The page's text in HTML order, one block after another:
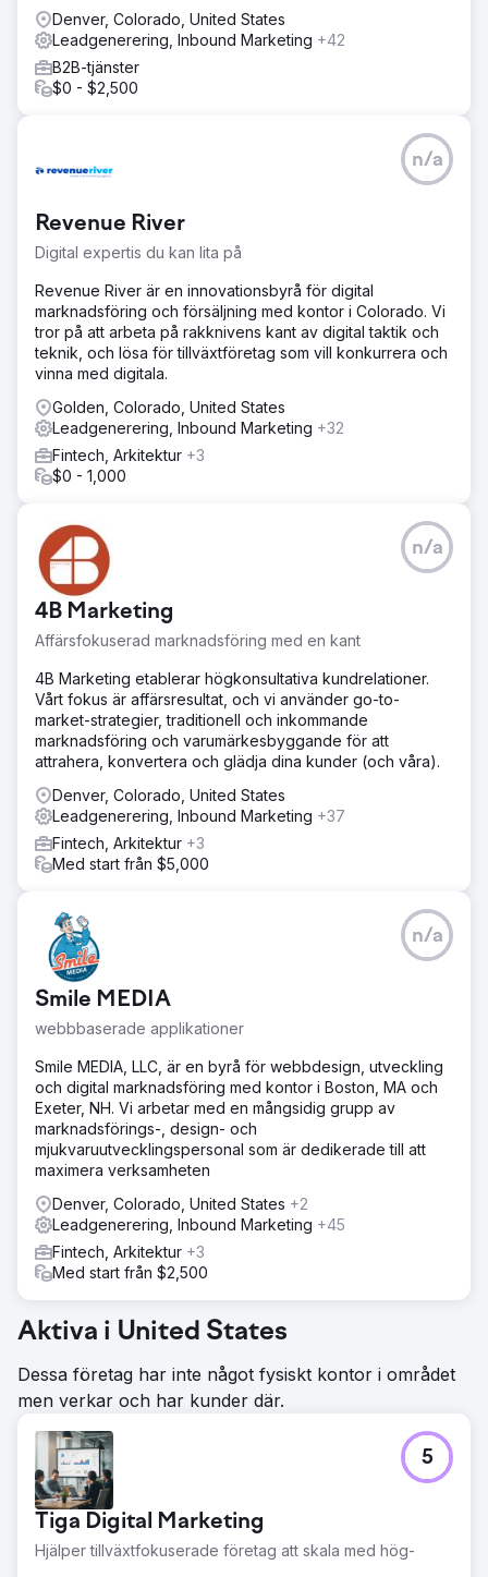
strategin inklusive: Sökordsforskning inriktad på termer
med hög avsikt (t.ex. "online GCSE-matematiklärare",
"Kemiundervisning på A-nivå") Fullständig omskrivning av
hemsidan, ämnessidor och blogginnehåll för tydlighet,
sökavsikt och auktoritet Utformade en SEO-optimerad
användarupplevelser och tydliga CTA-linjer, tekniska
webbsidor och mobilhastigheter: metadataoptimering
Uppsättning av Google Analytics 4 och Google Search
+213 % ökning av organisk trafik inom 3 månader Rankad
"onlinebiology tutor" och "GCSE English lessons online"
Omvandlingsfrekvensen fördubblades, med
genomsnittliga veckoformulär för förfrågningar som
ökade från 4 till 12+ per vecka Avvisningsfrekvensen
minskade med 28 %, och den genomsnittliga
sessionslängden ökade med 36-2 % i regionala
positioner för företaget och nationellt.
Denver, Colorado, United States
Leadgenerering, Inbound Marketing +42
B2B-tjänster
$0 - $2,500
Revenue River
Digital expertis du kan lita på
n/a
Revenue River är en innovationsbyrå för digital
marknadsföring och försäljning med kontor i Colorado. Vi
tror på att arbeta på rakknivens kant av digital taktik och
teknik, och lösa för tillväxtföretag som vill konkurrera och
vinna med digitala.
Golden, Colorado, United States
Leadgenerering, Inbound Marketing +32
Fintech, Arkitektur +3
$0 - 1,000
4B Marketing
Affärsfokuserad marknadsföring med en kant
n/a
4B Marketing etablerar högkonsultativa kundrelationer.
Vårt fokus är affärsresultat, och vi använder go-to-
market-strategier, traditionell och inkommande
marknadsföring och varumärkesbyggande för att
attrahera, konvertera och glädja dina kunder (och våra).
Denver, Colorado, United States
Leadgenerering, Inbound Marketing +37
Fintech, Arkitektur +3
Med start från $5,000
Smile MEDIA
webbbaserade applikationer
n/a
Smile MEDIA, LLC, är en byrå för webbdesign, utveckling
och digital marknadsföring med kontor i Boston, MA och
Exeter, NH. Vi arbetar med en mångsidig grupp av
marknadsförings-, design- och
mjukvaruutvecklingspersonal som är dedikerade till att
maximera verksamheten
Denver, Colorado, United States +2
Leadgenerering, Inbound Marketing +45
Fintech, Arkitektur +3
Med start från $2,500
Aktiva i United States
Dessa företag har inte något fysiskt kontor i området
men verkar och har kunder där.
Tiga Digital Marketing
Hjälper tillväxtfokuserade företag att skala med hög-
5